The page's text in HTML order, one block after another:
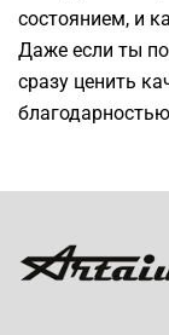
состоянием, и
Даже если ты
сразу ценить